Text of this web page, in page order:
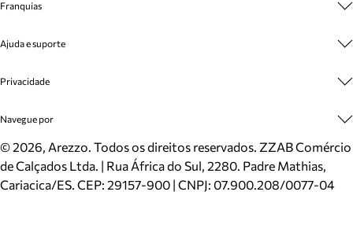
Cashback
Venda Corporativa
Mapa do Site
Inverno
Mundo Arezzo
Franquias
Plano de Negócio
Ajuda e suporte
Cadastro
Meus Pedidos
Trocas e Devoluções
Cartão Presente
Localizador de lojas
Privacidade
Politica e Privacidade
Navegue por
Sapatos
Bolsas
Scarpins
©2026, Arezzo. Todos os direitos reservados. ZZAB Comércio
de Calçados Ltda. | Rua África do Sul, 2280. Padre Mathias,
Cariacica/ES. CEP: 29157-900 | CNPJ: 07.900.208/0077-04